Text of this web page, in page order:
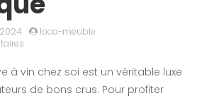
loca-meuble
à vin chez soi est un véritable luxe
de bons crus. Pour profiter